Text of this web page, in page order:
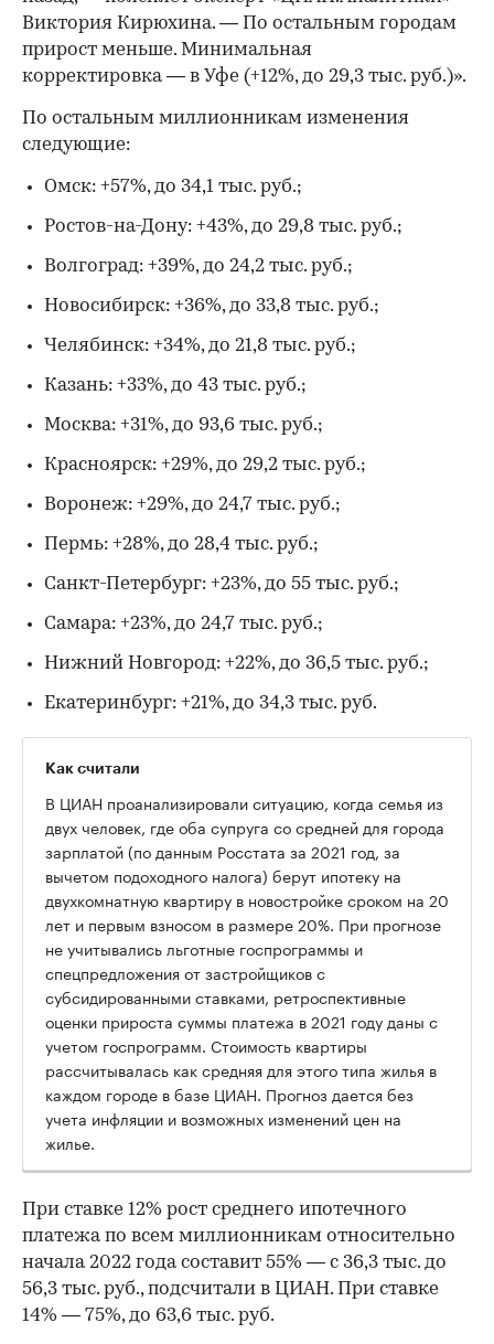
Виктория Кирюхина. — По остальным городам
прирост меньше. Минимальная
корректировка — в Уфе (+12%, до 29,3 тыс. руб.)».
По остальным миллионникам изменения
следующие:
Омск: +57%, до 34,1 тыс. руб.;
Ростов-на-Дону: +43%, до 29,8 тыс. руб.;
Волгоград: +39%, до 24,2 тыс. руб.;
Новосибирск: +36%, до 33,8 тыс. руб.;
Челябинск: +34%, до 21,8 тыс. руб.;
Казань: +33%, до 43 тыс. руб.;
Москва: +31%, до 93,6 тыс. руб.;
Красноярск: +29%, до 29,2 тыс. руб.;
Воронеж: +29%, до 24,7 тыс. руб.;
Пермь: +28%, до 28,4 тыс. руб.;
Санкт-Петербург: +23%, до 55 тыс. руб.;
Самара: +23%, до 24,7 тыс. руб.;
Нижний Новгород: +22%, до 36,5 тыс. руб.;
Екатеринбург: +21%, до 34,3 тыс. руб.
Как считали
В ЦИАН проанализировали ситуацию, когда семья из
двух человек, где оба супруга со средней для города
зарплатой (по данным Росстата за 2021 год, за
вычетом подоходного налога) берут ипотеку на
двухкомнатную квартиру в новостройке сроком на 20
лет и первым взносом в размере 20%. При прогнозе
не учитывались льготные госпрограммы и
спецпредложения от застройщиков с
субсидированными ставками, ретроспективные
оценки прироста суммы платежа в 2021 году даны с
учетом госпрограмм. Стоимость квартиры
рассчитывалась как средняя для этого типа жилья в
каждом городе в базе ЦИАН. Прогноз дается без
учета инфляции и возможных изменений цен на
жилье.
При ставке 12% рост среднего ипотечного
платежа по всем миллионникам относительно
начала 2022 года составит 55% — с 36,3 тыс. до
56,3 тыс. руб., подсчитали в ЦИАН. При ставке
14% — 75%, до 63,6 тыс. руб.